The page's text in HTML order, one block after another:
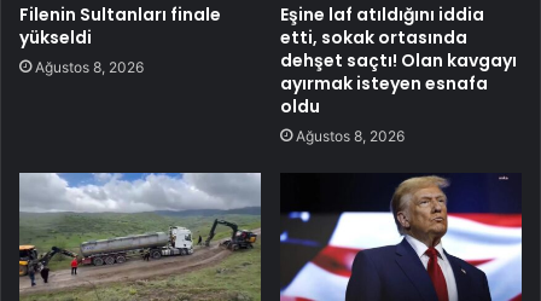
Filenin Sultanları finale
yükseldi
Ağustos 8, 2026
Eşine laf atıldığını iddia
etti, sokak ortasında
dehşet saçtı! Olan kavgayı
ayırmak isteyen esnafa
oldu
Ağustos 8, 2026